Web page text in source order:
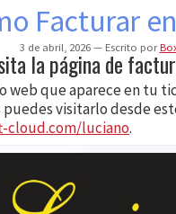
Facturar
3 de abril, 2026 Escrito por
la página de
web que aparece en tu
visitarlo desde
cloud.com/luciano.